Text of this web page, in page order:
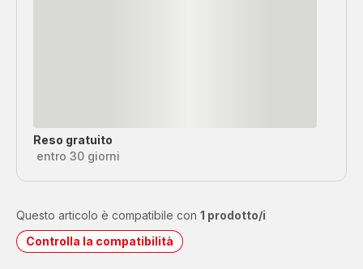
Reso gratuito
entro 30 giorni
Questo articolo è compatibile con 1 prodotto/i
Controlla la compatibilità